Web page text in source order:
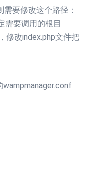
要修改这个路径：
需要调用的根目
改index.php文件把